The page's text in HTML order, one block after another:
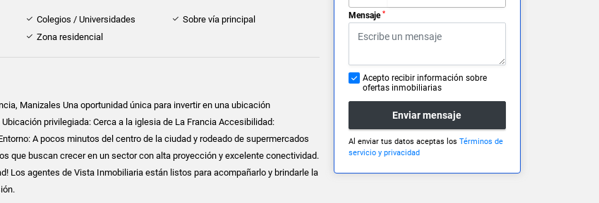
Colegios / Universidades
Sobre vía principal
Zona residencial
Manizales Una oportunidad única para invertir en una ubicación
privilegiada: Cerca a la iglesia de La Francia Accesibilidad:
A pocos minutos del centro de la ciudad y rodeado de supermercados
que buscan crecer en un sector con alta proyección y excelente conectividad.
Los agentes de Vista Inmobiliaria están listos para acompañarlo y brindarle la
Mensaje *
Acepto recibir información sobre
ofertas inmobiliarias
Enviar mensaje
Al enviar tus datos aceptas los Términos de
servicio y privacidad